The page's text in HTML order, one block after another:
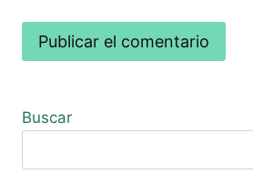
Buscar